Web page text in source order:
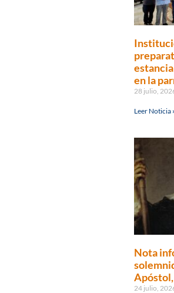
en la
28 julio,
Leer Noticia
Nota
Apóstol,
24 julio,